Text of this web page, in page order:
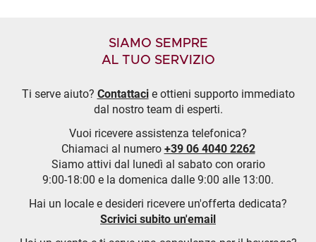
SIAMO SEMPRE
AL TUO SERVIZIO
Ti serve aiuto? Contattacie ottieni supporto immediato
dal nostro team di esperti.
Vuoi ricevere assistenza telefonica?
Chiamaci al numero +39 06 4040 2262
Siamo attivi dal lunedì al sabato con orario
9:00-18:00 e la domenica dalle 9:00 alle 13:00.
Hai un locale e desideri ricevere un'offerta dedicata?
Scrivici subito un'email